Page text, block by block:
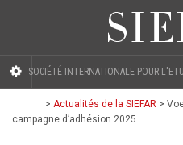
SOCIÉTÉ INTERNATIONALE POUR
> Actualités de la SIEFAR >
campagne d’adhésion 2025